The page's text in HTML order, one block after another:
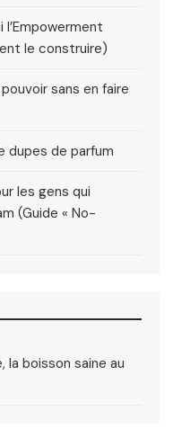
le construire)
sans en faire
dupes de parfum
les gens qui
(Guide « No-
la boisson saine au